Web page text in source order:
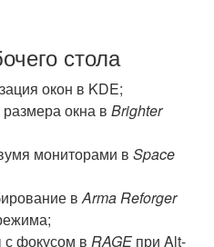
стола
окон в KDE;
окна в Brighter
мониторами в Space
вArma Reforger
фокусом в RAGE при Alt-